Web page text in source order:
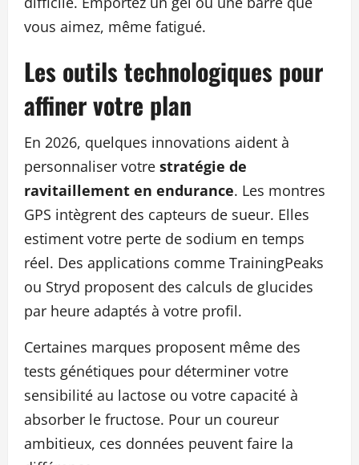
vous aimez, même fatigué.
Les outils technologiques pour
affiner votre plan
En 2026, quelques innovations aident à
personnaliser votre stratégie de
ravitaillement en endurance. Les montres
GPS intègrent des capteurs de sueur. Elles
estiment votre perte de sodium en temps
réel. Des applications comme TrainingPeaks
ou Stryd proposent des calculs de glucides
par heure adaptés à votre profil.
Certaines marques proposent même des
tests génétiques pour déterminer votre
sensibilité au lactose ou votre capacité à
absorber le fructose. Pour un coureur
ambitieux, ces données peuvent faire la